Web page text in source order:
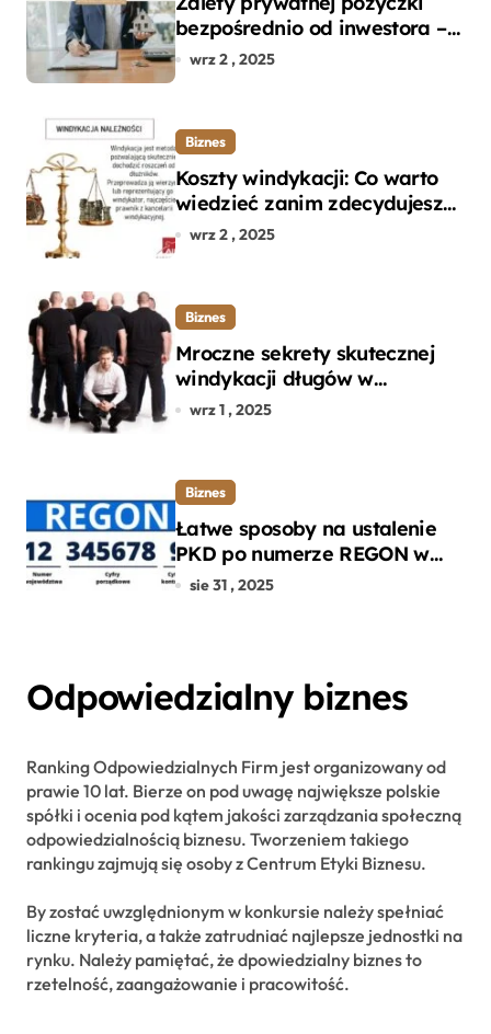
bezpośrednio od inwestora –
dlaczego warto?
wrz 2 , 2025
Biznes
Koszty windykacji: Co warto
wiedzieć zanim zdecydujesz
się na odzyskanie długu?
wrz 2 , 2025
Biznes
Mroczne sekrety skutecznej
windykacji długów w
departamencie windykacji
wrz 1 , 2025
Biznes
Łatwe sposoby na ustalenie
PKD po numerze REGON w
kilku prostych krokach
sie 31 , 2025
Odpowiedzialny biznes
Ranking Odpowiedzialnych Firm jest organizowany od
prawie 10 lat. Bierze on pod uwagę największe polskie
spółki i ocenia pod kątem jakości zarządzania społeczną
odpowiedzialnością biznesu. Tworzeniem takiego
rankingu zajmują się osoby z Centrum Etyki Biznesu.
By zostać uwzględnionym w konkursie należy spełniać
liczne kryteria, a także zatrudniać najlepsze jednostki na
rynku. Należy pamiętać, że dpowiedzialny biznes to
rzetelność, zaangażowanie i pracowitość.